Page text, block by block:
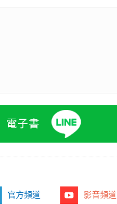
電子書
官方頻道 影音頻道